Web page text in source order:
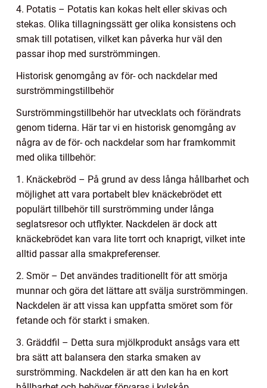
4. Potatis – Potatis kan kokas helt eller skivas och
stekas. Olika tillagningssätt ger olika konsistens och
smak till potatisen, vilket kan påverka hur väl den
passar ihop med surströmmingen.
Historisk genomgång av för- och nackdelar med
surströmmingstillbehör
Surströmmingstillbehör har utvecklats och förändrats
genom tiderna. Här tar vi en historisk genomgång av
några av de för- och nackdelar som har framkommit
med olika tillbehör:
1. Knäckebröd – På grund av dess långa hållbarhet och
möjlighet att vara portabelt blev knäckebrödet ett
populärt tillbehör till surströmming under långa
seglatsresor och utflykter. Nackdelen är dock att
knäckebrödet kan vara lite torrt och knaprigt, vilket inte
alltid passar alla smakpreferenser.
2. Smör – Det användes traditionellt för att smörja
munnar och göra det lättare att svälja surströmmingen.
Nackdelen är att vissa kan uppfatta smöret som för
fetande och för starkt i smaken.
3. Gräddfil – Detta sura mjölkprodukt ansågs vara ett
bra sätt att balansera den starka smaken av
surströmming. Nackdelen är att den kan ha en kort